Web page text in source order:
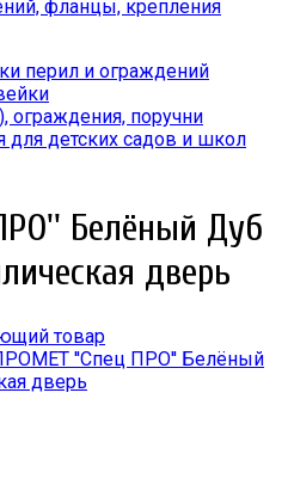
фланцы, крепления
перил и ограждений
ограждения, поручни
для детских садов и школ
Белёный Дуб
дверь
товар